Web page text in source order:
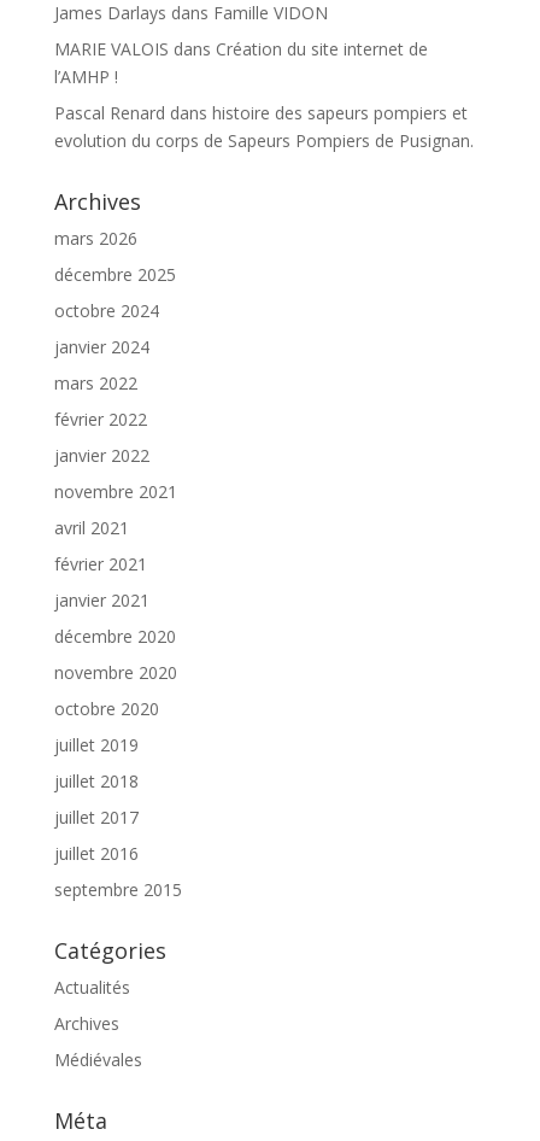
James Darlays dans Famille VIDON
MARIE VALOIS dans Création du site internet de
l’AMHP !
Pascal Renard dans histoire des sapeurs pompiers et
evolution du corps de Sapeurs Pompiers de Pusignan.
Archives
mars 2026
décembre 2025
octobre 2024
janvier 2024
mars 2022
février 2022
janvier 2022
novembre 2021
avril 2021
février 2021
janvier 2021
décembre 2020
novembre 2020
octobre 2020
juillet 2019
juillet 2018
juillet 2017
juillet 2016
septembre 2015
Catégories
Actualités
Archives
Médiévales
Méta